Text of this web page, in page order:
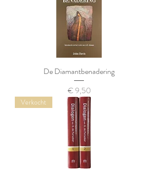
De Diamantbenadering
Prijs
€ 9,50
Verkocht